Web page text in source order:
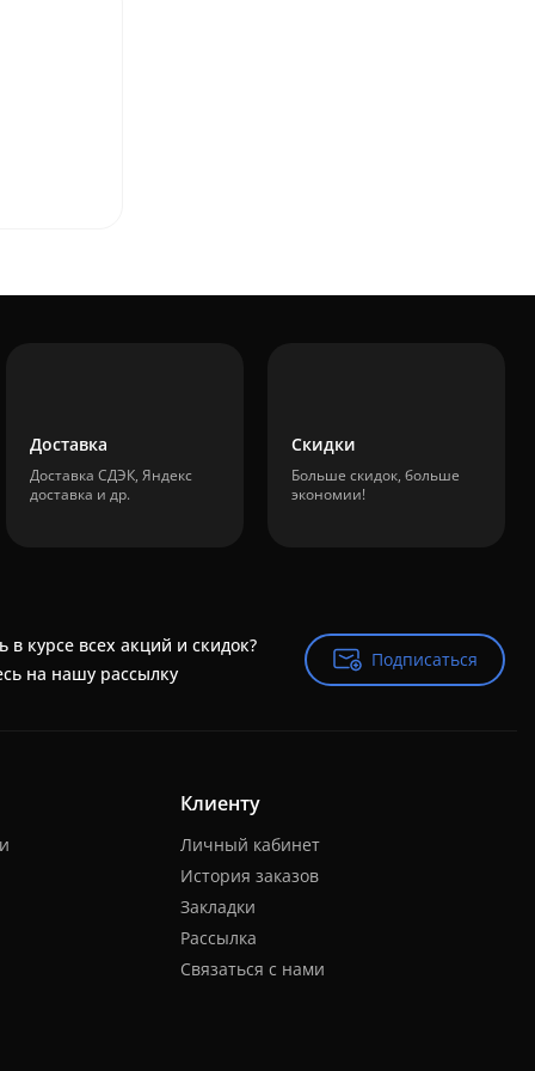
Доставка
Доставка СДЭК, Яндекс
доставка и др.
Скидки
Больше скидок, больше
экономии!
в курсе всех акций и скидок?
на нашу рассылку
Подписаться
Подписаться
Клиенту
Личный кабинет
История заказов
Закладки
Рассылка
Связаться с нами